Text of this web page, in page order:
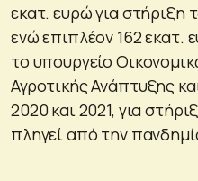
εκατ. ευρώ για στήριξη
ενώ επιπλέον 162 εκατ.
το υπουργείο
Αγροτικής Ανάπτυξης
2020 και 2021, για
πληγεί από την